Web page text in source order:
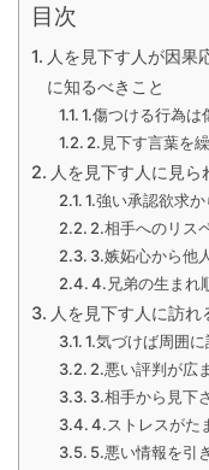
目次
人を見下す人が因果
に知るべきこと
1.傷つける行為は
2.見下す言葉を
人を見下す人に見
1.強い承認欲求
2.相手へのリス
3.嫉妬心から他
4.兄弟の生まれ
人を見下す人に訪
1.気づけば周囲
2.悪い評判が広
3.相手から見下
4.ストレスがた
5.悪い情報を引